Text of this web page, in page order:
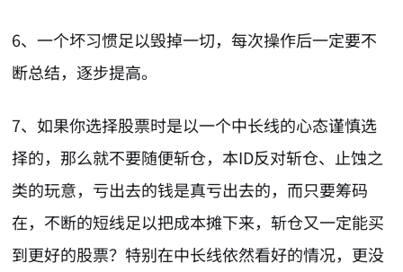
6、一个坏习惯足以毁掉一切，每次操作后一定要不
断总结，逐步提高。
7、如果你选择股票时是以一个中长线的心态谨慎选
择的，那么就不要随便斩仓，本ID反对斩仓、止蚀之
类的玩意，亏出去的钱是真亏出去的，而只要筹码
在，不断的短线足以把成本摊下来，斩仓又一定能买
到更好的股票？特别在中长线依然看好的情况，更没